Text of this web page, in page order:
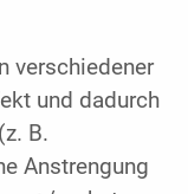
verschiedener
und dadurch
B.
Anstrengung